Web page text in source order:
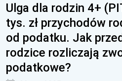
Ulga dla rodzin 4+
tys. zł przychodów
od podatku. Jak
rodzice rozliczają
podatkowe?